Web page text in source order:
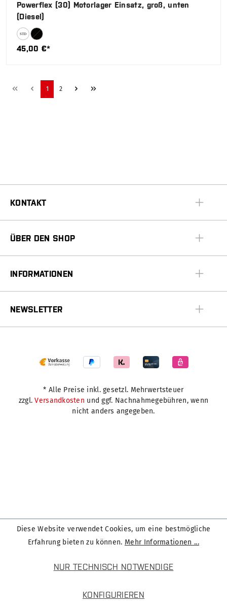
Powerflex (30) Motorlager Einsatz, groß, unten
(Diesel)
45,00 €*
1 2
KONTAKT
ÜBER DEN SHOP
INFORMATIONEN
NEWSLETTER
* Alle Preise inkl. gesetzl. Mehrwertsteuer
zzgl.Versandkosten und ggf. Nachnahmegebühren, wenn
nicht anders angegeben.
Diese Website verwendet Cookies, um eine bestmögliche
Erfahrung bieten zu können. Mehr Informationen ...
NUR TECHNISCH NOTWENDIGE
KONFIGURIEREN